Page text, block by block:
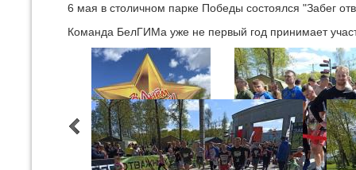
6 мая в столичном парке Победы состоялся "Забег
Команда БелГИМа уже не первый год принимает